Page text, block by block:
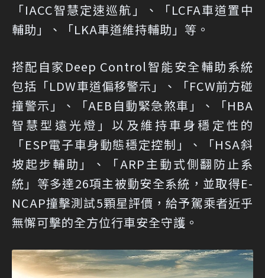
「IACC智慧定速巡航」、「LCFA車道置中
輔助」、「LKA車道維持輔助」等。
搭配自家Deep Control智能安全輔助系統
包括「LDW車道偏移警示」、「FCW前方碰
撞警示」、「AEB自動緊急煞車」、「HBA
智慧型遠光燈」以及維持車身穩定性的
「ESP電子車身動態穩定控制」、「HSA斜
坡起步輔助」、「ARP主動式側翻防止系
統」等多達26項主被動安全系統，並取得E-
NCAP撞擊測試5顆星評價，給予駕乘者近乎
無懈可擊的全方位行車安全守護。